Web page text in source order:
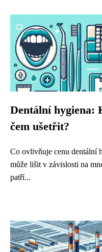
Dentální hygiena:
čem ušetřit?
Co ovlivňuje cenu dentální
může lišit v závislosti na
patří...